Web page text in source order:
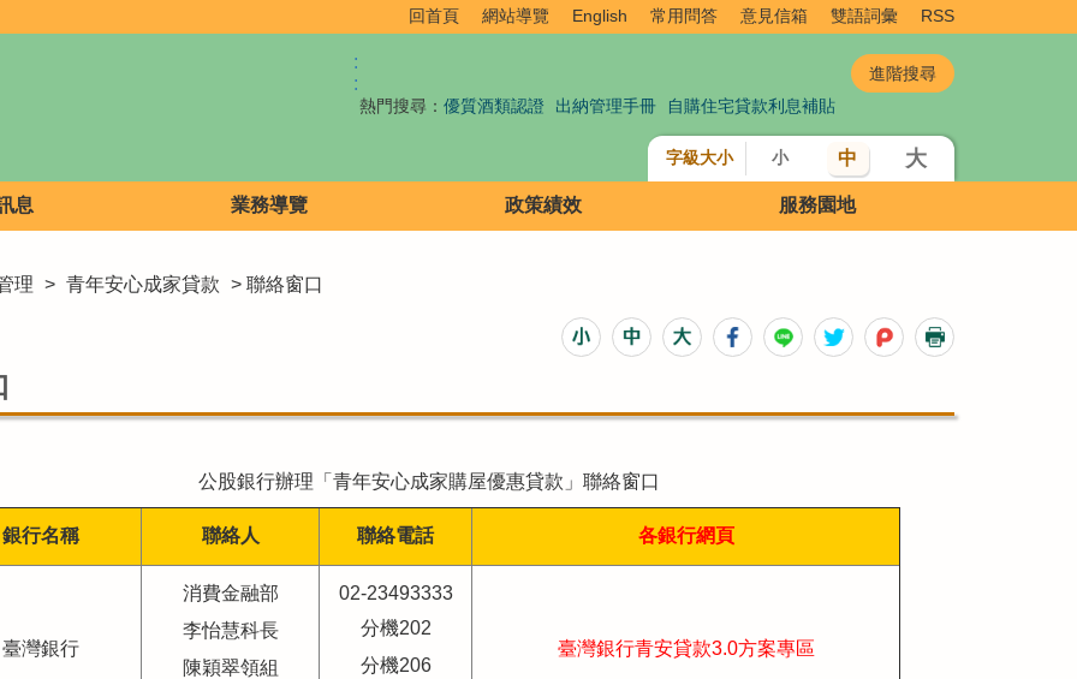
回首頁 網站導覽 English 常用問答 意見信箱 雙語詞彙 RSS
:
:
熱門搜尋： 優質酒類認證 出納管理手冊 自購住宅貸款利息補貼
字級大小 小 中 大
息 業務導覽 政策績效 服務園地
理 > 青年安心成家貸款 > 聯絡窗口
公股銀行辦理「青年安心成家購屋優惠貸款」聯絡窗口
銀行名稱 聯絡人 聯絡電話 各銀行網頁
臺灣銀行
消費金融部
李怡慧科長
陳穎翠領組
02-23493333
分機202
分機206
臺灣銀行青安貸款3.0方案專區